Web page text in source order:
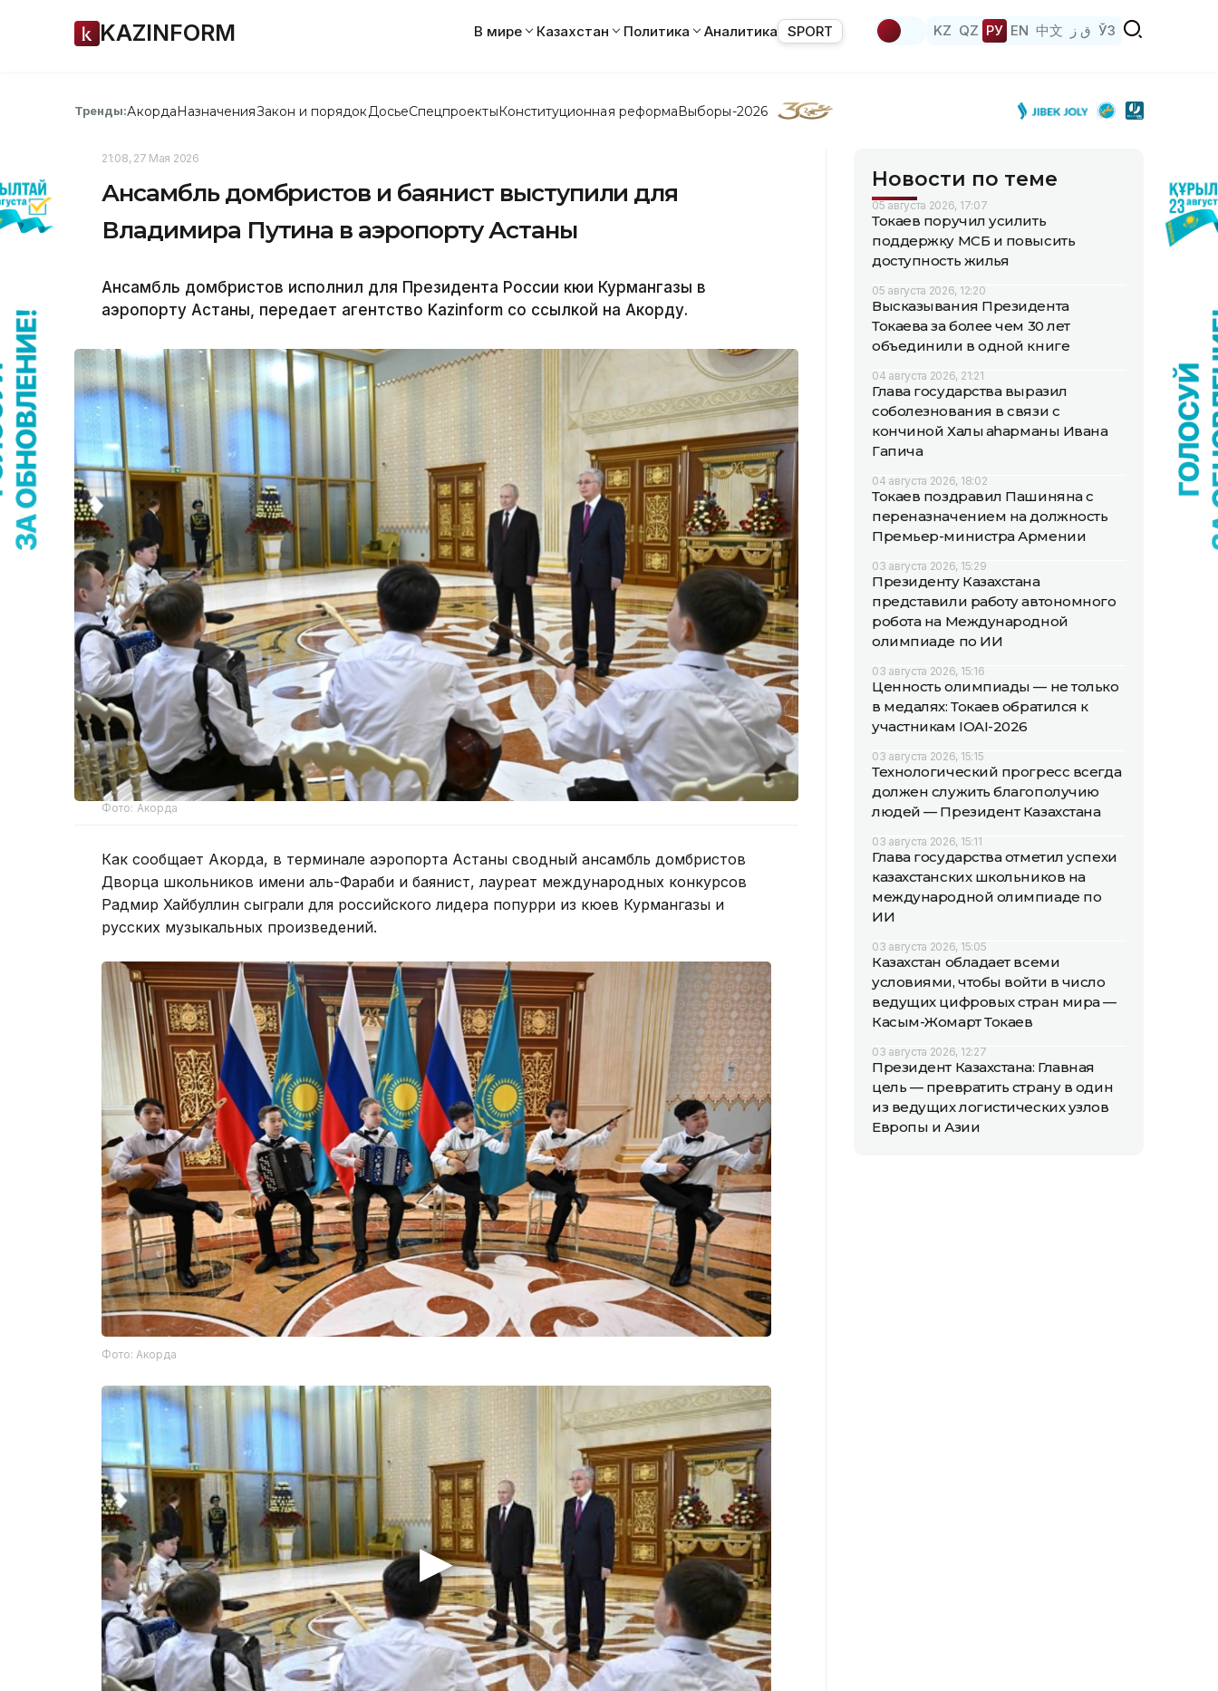
KAZINFORM В мире Казахстан Политика Аналитика SPORT KZ QZ РУ EN 中文 ق ز ЎЗ
Тренды:АкордаНазначенияЗакон и порядок ДосьеСпецпроектыКонституционная реформаВыборы-2026
21:08, 27 Мая 2026
Ансамбль домбристов и баянист выступили для
Владимира Путина в аэропорту Астаны
Ансамбль домбристов исполнил для Президента России кюи Курмангазы в
аэропорту Астаны, передает агентство Kazinform со ссылкой на Акорду.
Фото: Акорда
Как сообщает Акорда, в терминале аэропорта Астаны сводный ансамбль домбристов
Дворца школьников имени аль-Фараби и баянист, лауреат международных конкурсов
Радмир Хайбуллин сыграли для российского лидера попурри из кюев Курмангазы и
русских музыкальных произведений.
Фото: Акорда
Новости по теме
05 августа 2026, 17:07
Токаев поручил усилить
поддержку МСБ и повысить
доступность жилья
05 августа 2026, 12:20
Высказывания Президента
Токаева за более чем 30 лет
объединили в одной книге
04 августа 2026, 21:21
Глава государства выразил
соболезнования в связи с
кончиной Халық қаһарманы Ивана
Гапича
04 августа 2026, 18:02
Токаев поздравил Пашиняна с
переназначением на должность
Премьер-министра Армении
03 августа 2026, 15:29
Президенту Казахстана
представили работу автономного
робота на Международной
олимпиаде по ИИ
03 августа 2026, 15:16
Ценность олимпиады — не только
в медалях: Токаев обратился к
участникам IOAI-2026
03 августа 2026, 15:15
Технологический прогресс всегда
должен служить благополучию
людей — Президент Казахстана
03 августа 2026, 15:11
Глава государства отметил успехи
казахстанских школьников на
международной олимпиаде по
ИИ
03 августа 2026, 15:05
Казахстан обладает всеми
условиями, чтобы войти в число
ведущих цифровых стран мира —
Касым-Жомарт Токаев
03 августа 2026, 12:27
Президент Казахстана: Главная
цель — превратить страну в один
из ведущих логистических узлов
Европы и Азии